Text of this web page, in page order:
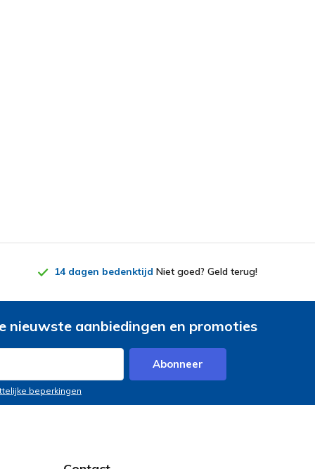
14 dagen bedenktijd Niet goed? Geld terug!
nieuwste aanbiedingen en promoties
Abonneer
beperkingen